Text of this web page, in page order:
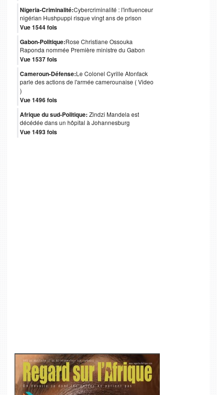
Nigeria-Criminalité:Cybercriminalité : l'influenceur
nigérian Hushpuppi risque vingt ans de prison
Vue 1544 fois
Gabon-Politique:Rose Christiane Ossouka
Raponda nommée Première ministre du Gabon
Vue 1537 fois
Cameroun-Défense:Le Colonel Cyrille Atonfack
parle des actions de l'armée camerounaise ( Video
)
Vue 1496 fois
Afrique du sud-Politique: Zindzi Mandela est
décédée dans un hôpital à Johannesburg
Vue 1493 fois